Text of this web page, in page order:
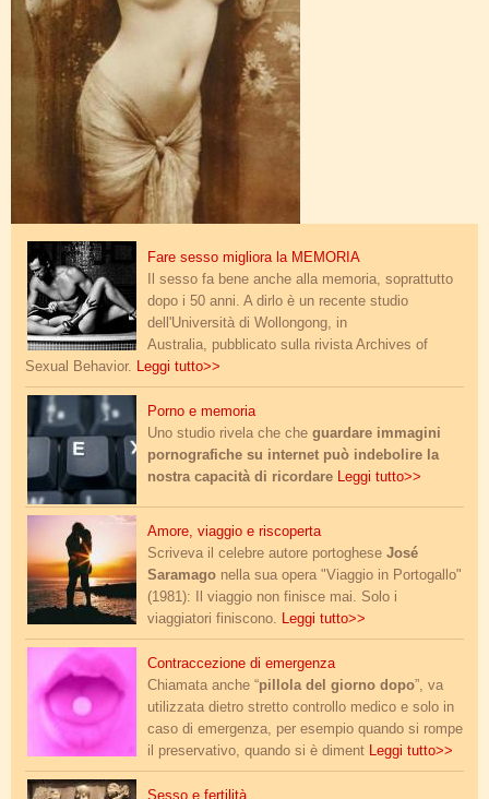
dp_dildo.jpg
Fare sesso migliora la MEMORIA
Il sesso fa bene anche alla memoria, soprattutto
dopo i 50 anni. A dirlo è un recente studio
dell'Università di Wollongong, in
Australia, pubblicato sulla rivista Archives of
Sexual Behavior. Leggi tutto>>
porno-sul-web.jpgPorno e memoria
Uno studio rivela che che guardare immagini
pornografiche su internet può indebolire la
nostra capacità di ricordare Leggi tutto>>
amore.jpg
Amore, viaggio e riscoperta
Scriveva il celebre autore portoghese José
Saramago nella sua opera "Viaggio in Portogallo"
(1981): Il viaggio non finisce mai. Solo i
viaggiatori finiscono. Leggi tutto>>
pillola_giorno_dopo.jpgContraccezione di emergenza
Chiamata anche “pillola del giorno dopo”, va
utilizzata dietro stretto controllo medico e solo in
caso di emergenza, per esempio quando si rompe
il preservativo, quando si è diment Leggi tutto>>
khajuraho_sesso_fertilita.jpg
Sesso e fertilità